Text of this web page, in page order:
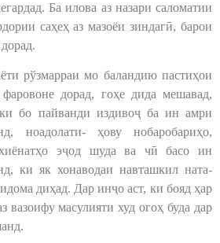
Ба илова аз назари саломатии
саҳеҳ аз мазоёи зиндагӣ, барои
рўзмарраи мо баландию пастиҳои
дорад, гоҳе дида мешавад,
бо пайванди издивоҷ ба ин амри
ноадолати- ҳову нобаробариҳо,
эҷод шуда ва чӣ басо ин
ки як хонаводаи навташкил ната-
диҳад. Дар инҷо аст, ки бояд ҳар
вазоифу масулияти худ огоҳ буда дар